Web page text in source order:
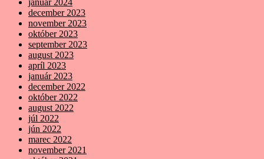
december 2023
november 2023
október 2023
september 2023
august 2023
apríl 2023
január 2023
december 2022
október 2022
august 2022
júl 2022
jún 2022
marec 2022
november 2021